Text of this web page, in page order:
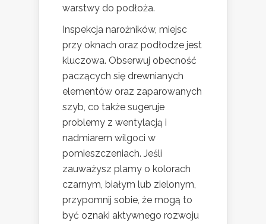
warstwy do podłoża.
Inspekcja narożników, miejsc
przy oknach oraz podłodze jest
kluczowa. Obserwuj obecność
paczących się drewnianych
elementów oraz zaparowanych
szyb, co także sugeruje
problemy z wentylacją i
nadmiarem wilgoci w
pomieszczeniach. Jeśli
zauważysz plamy o kolorach
czarnym, białym lub zielonym,
przypomnij sobie, że mogą to
być oznaki aktywnego rozwoju